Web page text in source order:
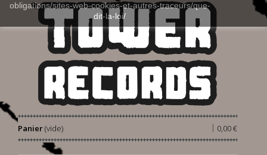
obligations/sites-web-cookies-et-autres-traceurs/que-
dit-la-loi/
Panier 0,00 €
|
(vide)